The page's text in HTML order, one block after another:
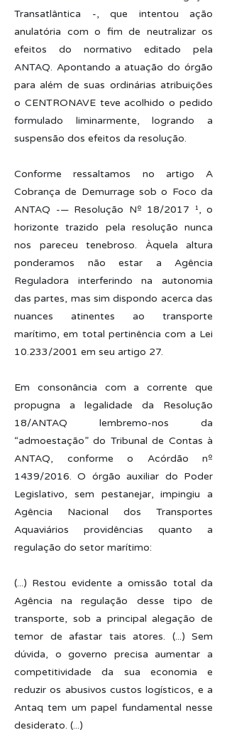
Transatlântica -, que intentou ação
anulatória com o fim de neutralizar os
efeitos do normativo editado pela
ANTAQ. Apontando a atuação do órgão
para além de suas ordinárias atribuições
o CENTRONAVE teve acolhido o pedido
formulado liminarmente, logrando a
suspensão dos efeitos da resolução.
Conforme ressaltamos no artigo A
Cobrança de Demurrage sob o Foco da
ANTAQ -— Resolução Nº 18/2017 ¹, o
horizonte trazido pela resolução nunca
nos pareceu tenebroso. Àquela altura
ponderamos não estar a Agência
Reguladora interferindo na autonomia
das partes, mas sim dispondo acerca das
nuances atinentes ao transporte
marítimo, em total pertinência com a Lei
10.233/2001 em seu artigo 27.
Em consonância com a corrente que
propugna a legalidade da Resolução
18/ANTAQ lembremo-nos da
“admoestação” do Tribunal de Contas à
ANTAQ, conforme o Acórdão nº
1439/2016. O órgão auxiliar do Poder
Legislativo, sem pestanejar, impingiu a
Agência Nacional dos Transportes
Aquaviários providências quanto a
regulação do setor marítimo:
(...) Restou evidente a omissão total da
Agência na regulação desse tipo de
transporte, sob a principal alegação de
temor de afastar tais atores. (...) Sem
dúvida, o governo precisa aumentar a
competitividade da sua economia e
reduzir os abusivos custos logísticos, e a
Antaq tem um papel fundamental nesse
desiderato. (...)